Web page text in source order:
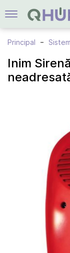
Principal
Inim